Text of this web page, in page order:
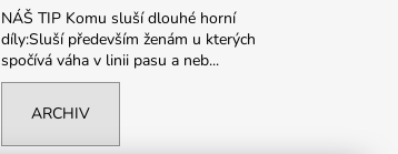
NÁŠ TIP Komu sluší dlouhé horní
díly:Sluší především ženám u kterých
spočívá váha v linii pasu a neb...
ARCHIV